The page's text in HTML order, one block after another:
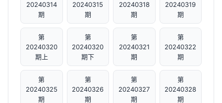
20240314
期
20240315
期
20240318
期
20240319
期
第
20240320
期上
第
20240320
期下
第
20240321
期
第
20240322
期
第
20240325
期
第
20240326
期
第
20240327
期
第
20240328
期